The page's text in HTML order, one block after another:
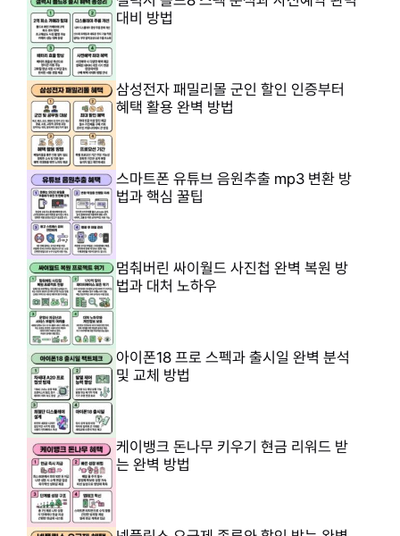
대비 방법
삼성전자 패밀리몰 군인 할인 인증부터
혜택 활용 완벽 방법
스마트폰 유튜브 음원추출 mp3 변환 방
법과 핵심 꿀팁
멈춰버린 싸이월드 사진첩 완벽 복원 방
법과 대처 노하우
아이폰18 프로 스펙과 출시일 완벽 분석
및 교체 방법
케이뱅크 돈나무 키우기 현금 리워드 받
는 완벽 방법